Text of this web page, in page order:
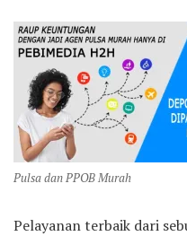
Pulsa dan PPOB Murah
Pelayanan terbaik dari